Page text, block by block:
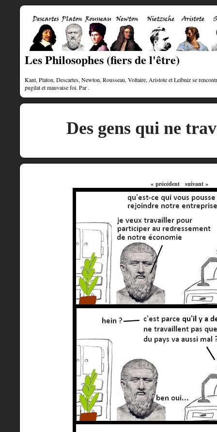
Les Philosophes (fiers de l'être)
Kant, Platon, Descartes, Newton, Rousseau, Voltaire, Aristote et Leibniz se
pugilat et mauvaise foi. Par .
Des gens qui ne
« précédent suivant »